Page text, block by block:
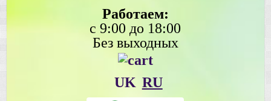
Работаем:
с 9:00 до 18:00
Без выходных
UK RU